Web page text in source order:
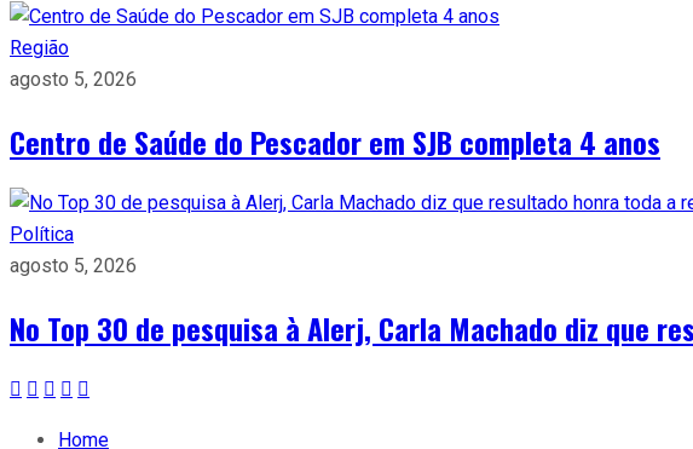
Região
agosto 5, 2026
Centro de Saúde do Pescador em SJB completa 4 anos
Política
agosto 5, 2026
No Top 30 de pesquisa à Alerj, Carla Machado diz que
Home